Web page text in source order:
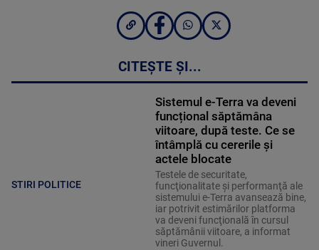
CITEȘTE ȘI...
STIRI POLITICE
Sistemul e-Terra va deveni
funcțional săptămâna
viitoare, după teste. Ce se
întâmplă cu cererile și
actele blocate
Testele de securitate,
funcţionalitate şi performanţă ale
sistemului e-Terra avansează bine,
iar potrivit estimărilor platforma
va deveni funcţională în cursul
săptămânii viitoare, a informat
vineri Guvernul.